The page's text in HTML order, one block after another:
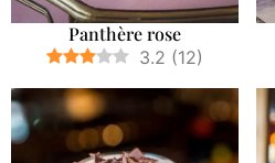
Panthère rose
3.2 (12)